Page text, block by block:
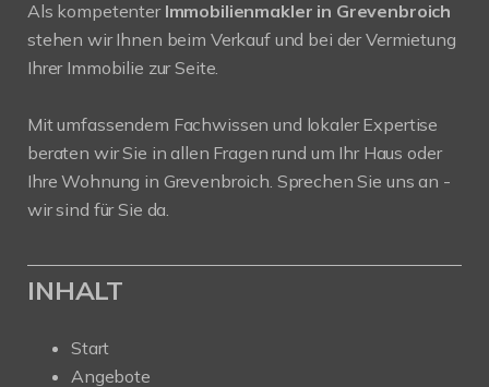
Als kompetenter Immobilienmakler in Grevenbroich
stehen wir Ihnen beim Verkauf und bei der Vermietung
Ihrer Immobilie zur Seite.
Mit umfassendem Fachwissen und lokaler Expertise
beraten wir Sie in allen Fragen rund um Ihr Haus oder
Ihre Wohnung in Grevenbroich. Sprechen Sie uns an -
wir sind für Sie da.
INHALT
Start
Angebote